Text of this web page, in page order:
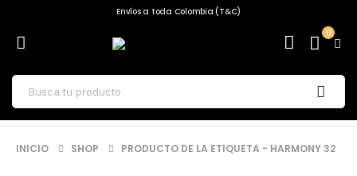
Envíos a toda Colombia (T&C)
0
INICIO SHOP PRODUCTO DE LA ETIQUETA - HARMONY 32